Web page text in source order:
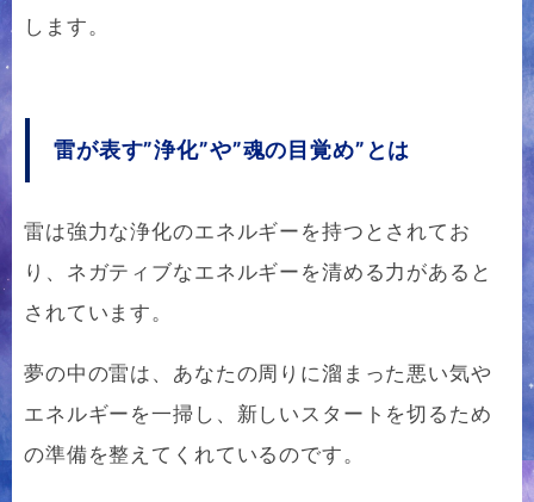
します。
雷が表す”浄化”や”魂の目覚め”とは
雷は強力な浄化のエネルギーを持つとされてお
り、ネガティブなエネルギーを清める力があると
されています。
夢の中の雷は、あなたの周りに溜まった悪い気や
エネルギーを一掃し、新しいスタートを切るため
の準備を整えてくれているのです。